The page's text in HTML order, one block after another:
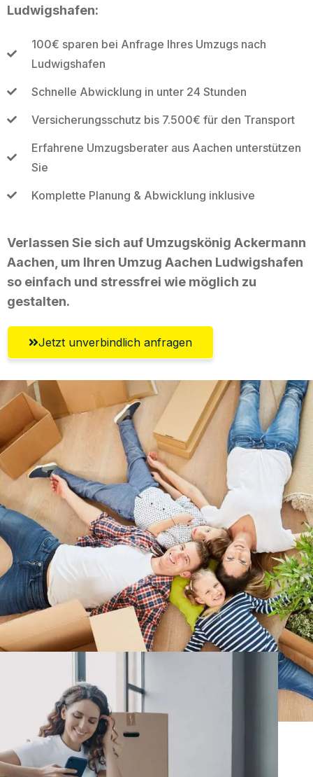
Ludwigshafen:
100€ sparen bei Anfrage Ihres Umzugs nach
Ludwigshafen
Schnelle Abwicklung in unter 24 Stunden
Versicherungsschutz bis 7.500€ für den Transport
Erfahrene Umzugsberater aus Aachen unterstützen
Sie
Komplette Planung & Abwicklung inklusive
Verlassen Sie sich auf Umzugskönig Ackermann
Aachen, um Ihren Umzug Aachen Ludwigshafen
so einfach und stressfrei wie möglich zu
gestalten.
Jetzt unverbindlich anfragen